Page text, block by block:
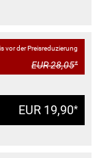
vor der Preisreduzierung
EUR 28,05*
EUR 19,90*